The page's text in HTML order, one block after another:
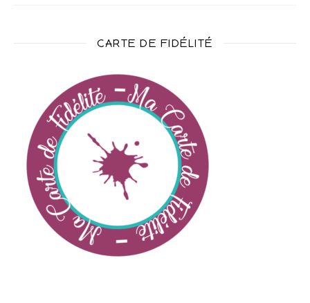
CARTE DE FIDÉLITÉ